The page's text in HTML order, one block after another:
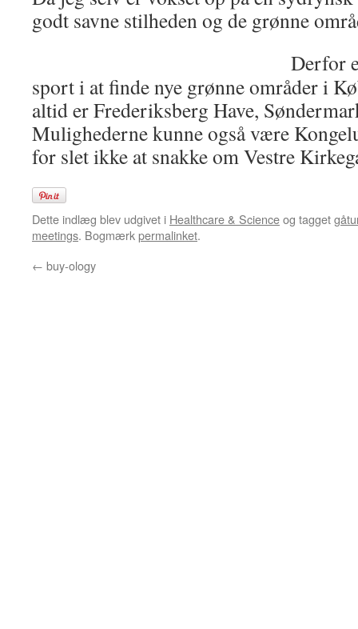
godt savne stilheden og de grønne
Derfor
sport i at finde nye grønne områder i
altid er Frederiksberg Have,
Mulighederne kunne også være
for slet ikke at snakke om Vestre
Dette indlæg blev udgivet i Healthcare & Scienceog tagget
meetings. Bogmærkpermalinket.
← buy-ology